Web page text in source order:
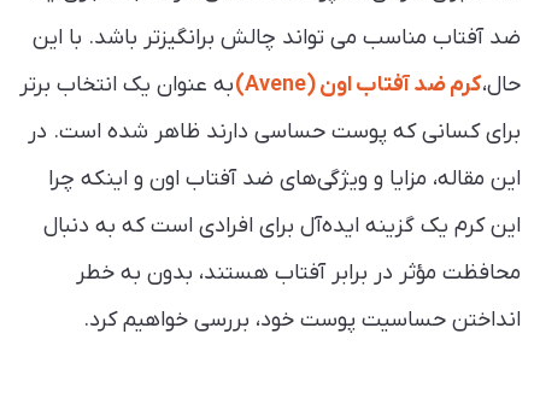
ضد آفتاب مناسب می تواند چالش برانگیزتر باشد. با این
حال،کرم ضد آفتاب اون (Avene)
به عنوان یک انتخاب برتر
برای کسانی که پوست حساسی دارند ظاهر شده است. در
این مقاله، مزایا و ویژگی‌های ضد آفتاب اون و اینکه چرا
این کرم یک گزینه ایده‌آل برای افرادی است که به دنبال
محافظت مؤثر در برابر آفتاب هستند، بدون به خطر
انداختن حساسیت پوست خود، بررسی خواهیم کرد.